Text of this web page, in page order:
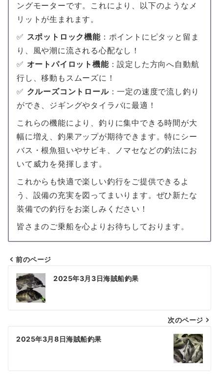
ングモーターです。これにより、以下のようなメ
リットが生まれます。
✅ スポットロック機能：ポイントにピタッと留ま
り、風や潮に流される心配なし！
✅ オートパイロット機能：設定した方向へ自動航
行し、移動もスムーズに！
✅ クルーズコントロール：一定の速度で流し釣り
ができ、ジギングやタイラバに最適！
これらの機能により、釣りに集中できる時間が大
幅に増え、釣果アップが期待できます。特にシー
バス・根魚狙いやサビキ、ノマセなどの釣法にお
いて威力を発揮します。
これからも快適で楽しい釣行をご提供できるよ
う、設備の充実を図ってまいります。ぜひ新たな
装備での釣行をお楽しみください！
皆さまのご乗船を心よりお待ちしております。
投
稿
ナ
ビ
ゲ
シ
前のページ
2025年3月3日海賊船釣果
次のページ
2025年3月8日海賊船釣果